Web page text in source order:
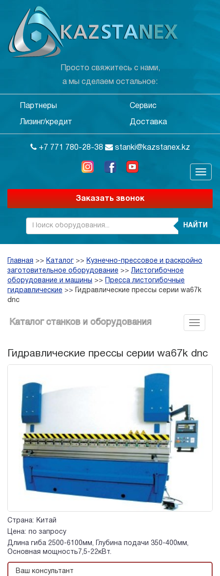
Просто свяжитесь с нами,
а мы сделаем остальное:
Партнеры Сервис
Лизинг/кредит Доставка
+7 771 780-28-38 stanki@kazstanex.kz
Заказать звонок
НАЙТИ
Главная >> Каталог >> Кузнечно-прессовое и раскройно
заготовительное оборудование >>Листогибочное
оборудование и машины
>>
Пресса листогибочные
гидравлические >>
Гидравлические прессы серии wa67k
dnc
Каталог станков и оборудования
Гидравлические прессы серии wa67k dnc
Страна:
Китай
Цена:
по запросу
Длина гиба 2500-6100мм, Глубина подачи 350-400мм,
Основная мощность7,5-22кВт.
Ваш консультант